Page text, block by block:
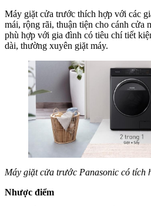
Máy giặt cửa trước thích hợp với các
mái, rộng rãi, thuận tiện cho cánh cửa
phù hợp với gia đình có tiêu chí tiết
dài, thường xuyên giặt máy.
Máy giặt cửa trước Panasonic có tích
Nhược điểm